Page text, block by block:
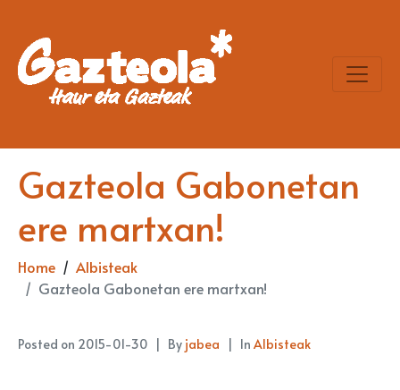
Gazteola Gabonetan
ere martxan!
Home
Albisteak
Gazteola Gabonetan ere martxan!
Posted on 2015-01-30 By jabea In Albisteak